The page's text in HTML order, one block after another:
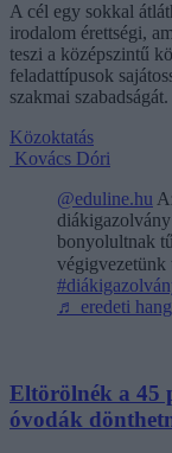
A cél egy sokkal
irodalom érettségi,
teszi a középszintű
feladattípusok
szakmai szabadságát.
Közoktatás
Kovács Dóri
@eduline.hu
bonyolultnak
végigvezetünk
♬ eredeti
Eltörölnék a 45
óvodák